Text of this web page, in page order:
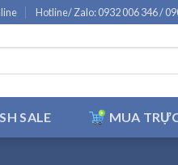
Hotline/ Zalo: 0932 006 346 /
SALE MUA